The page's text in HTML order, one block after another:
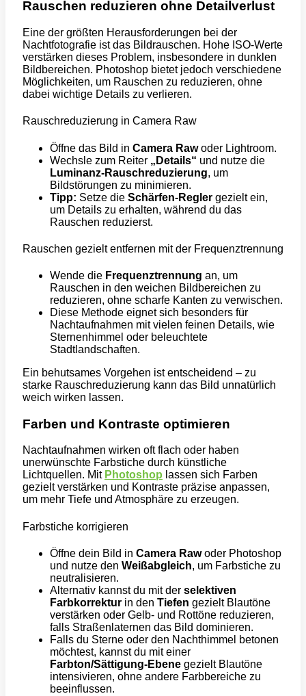
Rauschen reduzieren ohne Detailverlust
Eine der größten Herausforderungen bei der
Nachtfotografie ist das Bildrauschen. Hohe ISO-Werte
verstärken dieses Problem, insbesondere in dunklen
Bildbereichen. Photoshop bietet jedoch verschiedene
Möglichkeiten, um Rauschen zu reduzieren, ohne
dabei wichtige Details zu verlieren.
Rauschreduzierung in Camera Raw
Öffne das Bild in Camera Rawoder Lightroom.
Wechsle zum Reiter „Details“ und nutze die
Luminanz-Rauschreduzierung, um
Bildstörungen zu minimieren.
Tipp: Setze die Schärfen-Regler gezielt ein,
um Details zu erhalten, während du das
Rauschen reduzierst.
Rauschen gezielt entfernen mit der Frequenztrennung
Wende die Frequenztrennung an, um
Rauschen in den weichen Bildbereichen zu
reduzieren, ohne scharfe Kanten zu verwischen.
Diese Methode eignet sich besonders für
Nachtaufnahmen mit vielen feinen Details, wie
Sternenhimmel oder beleuchtete
Stadtlandschaften.
Ein behutsames Vorgehen ist entscheidend – zu
starke Rauschreduzierung kann das Bild unnatürlich
weich wirken lassen.
Farben und Kontraste optimieren
Nachtaufnahmen wirken oft flach oder haben
unerwünschte Farbstiche durch künstliche
Lichtquellen. Mit Photoshop lassen sich Farben
gezielt verstärken und Kontraste präzise anpassen,
um mehr Tiefe und Atmosphäre zu erzeugen.
Farbstiche korrigieren
Öffne dein Bild in Camera Rawoder Photoshop
und nutze den Weißabgleich, um Farbstiche zu
neutralisieren.
Alternativ kannst du mit der selektiven
Farbkorrektur in den Tiefen gezielt Blautöne
verstärken oder Gelb- und Rottöne reduzieren,
falls Straßenlaternen das Bild dominieren.
Falls du Sterne oder den Nachthimmel betonen
möchtest, kannst du mit einer
Farbton/Sättigung-Ebene gezielt Blautöne
intensivieren, ohne andere Farbbereiche zu
beeinflussen.